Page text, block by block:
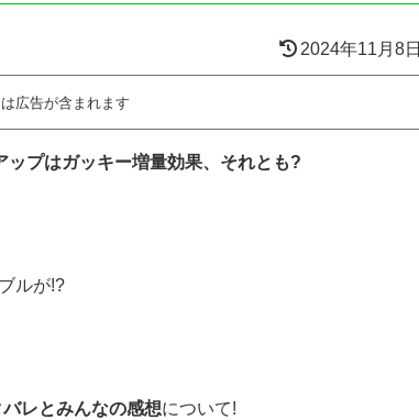
2024年11月8日
広告が含まれます
ップはガッキー増量効果、それとも?
ルが!?
レとみんなの感想について!